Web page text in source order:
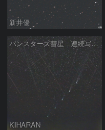
新井優
パンスターズ彗星 連続写真 再処理
KIHARAN